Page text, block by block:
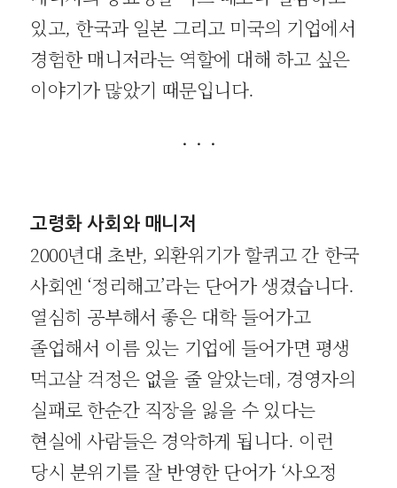
있고, 한국과 일본 그리고 미국의 기업에서
경험한 매니저라는 역할에 대해 하고 싶은
이야기가 많았기 때문입니다.
· · ·
고령화 사회와 매니저
2000년대 초반, 외환위기가 할퀴고 간 한국
사회엔 ‘정리해고’라는 단어가 생겼습니다.
열심히 공부해서 좋은 대학 들어가고
졸업해서 이름 있는 기업에 들어가면 평생
먹고살 걱정은 없을 줄 알았는데, 경영자의
실패로 한순간 직장을 잃을 수 있다는
현실에 사람들은 경악하게 됩니다. 이런
당시 분위기를 잘 반영한 단어가 ‘사오정